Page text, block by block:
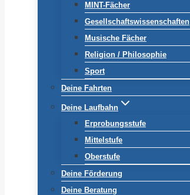
MINT-Fächer
Gesellschaftswissenschaften
Musische Fächer
Religion / Philosophie
Sport
Deine Fahrten
Deine Laufbahn
Erprobungsstufe
Mittelstufe
Oberstufe
Deine Förderung
Deine Beratung